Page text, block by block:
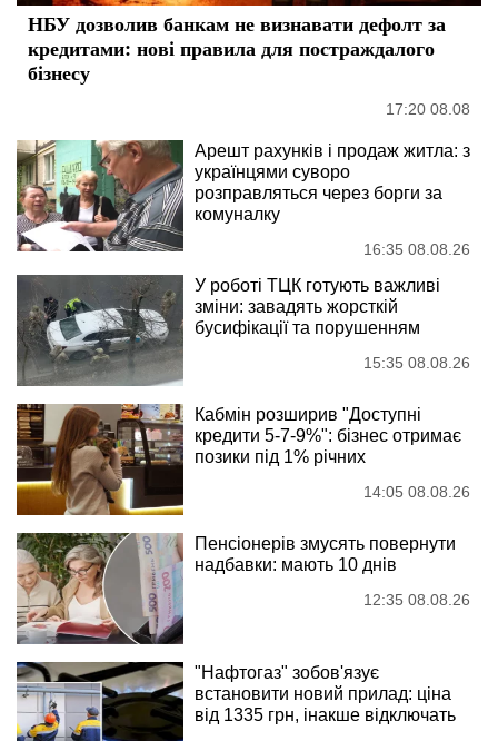
НБУ дозволив банкам не визнавати дефолт за
кредитами: нові правила для постраждалого
бізнесу
17:20 08.08
Арешт рахунків і продаж житла: з
українцями суворо
розправляться через борги за
комуналку
16:35 08.08.26
У роботі ТЦК готують важливі
зміни: завадять жорсткій
бусифікації та порушенням
15:35 08.08.26
Кабмін розширив "Доступні
кредити 5-7-9%": бізнес отримає
позики під 1% річних
14:05 08.08.26
Пенсіонерів змусять повернути
надбавки: мають 10 днів
12:35 08.08.26
"Нафтогаз" зобов'язує
встановити новий прилад: ціна
від 1335 грн, інакше відключать